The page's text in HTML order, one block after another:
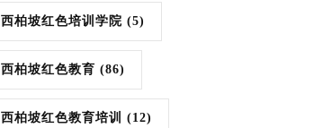
西柏坡红色培训学院 (5)
西柏坡红色教育 (86)
西柏坡红色教育培训 (12)